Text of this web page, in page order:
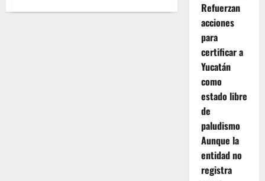
oftalmológica
Refuerzan
acciones
para
certificar a
Yucatán
como
estado libre
de
paludismo
Aunque la
entidad no
registra